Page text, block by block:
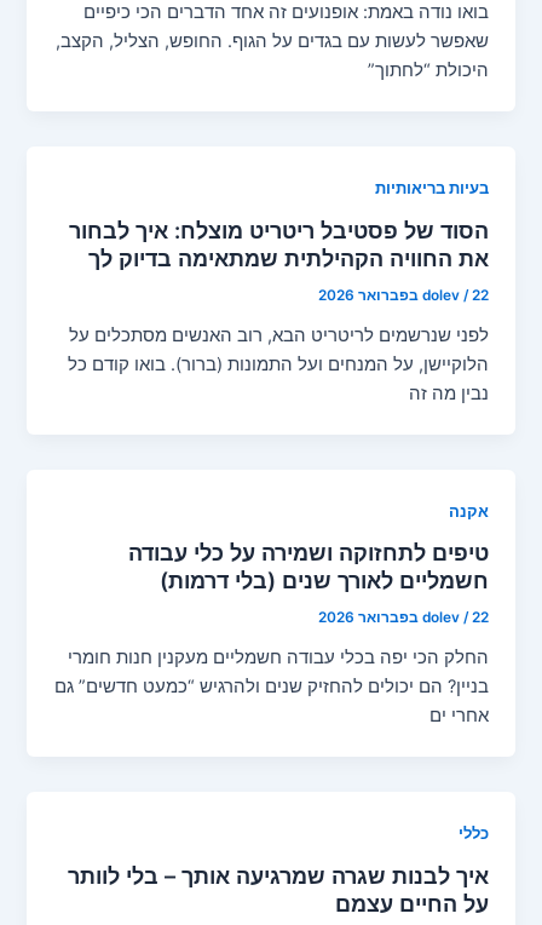
בואו נודה באמת: אופנועים זה אחד הדברים הכי כיפיים
שאפשר לעשות עם בגדים על הגוף. החופש, הצליל, הקצב,
היכולת “לחתוך”
בעיות בריאותיות
הסוד של פסטיבל ריטריט מוצלח: איך לבחור
את החוויה הקהילתית שמתאימה בדיוק לך
dolev /22 בפברואר 2026
לפני שנרשמים לריטריט הבא, רוב האנשים מסתכלים על
הלוקיישן, על המנחים ועל התמונות (ברור). בואו קודם כל
נבין מה זה
אקנה
טיפים לתחזוקה ושמירה על כלי עבודה
חשמליים לאורך שנים (בלי דרמות)
dolev /22 בפברואר 2026
החלק הכי יפה בכלי עבודה חשמליים מעקנין חנות חומרי
בניין? הם יכולים להחזיק שנים ולהרגיש “כמעט חדשים” גם
אחרי ים
כללי
איך לבנות שגרה שמרגיעה אותך – בלי לוותר
על החיים עצמם